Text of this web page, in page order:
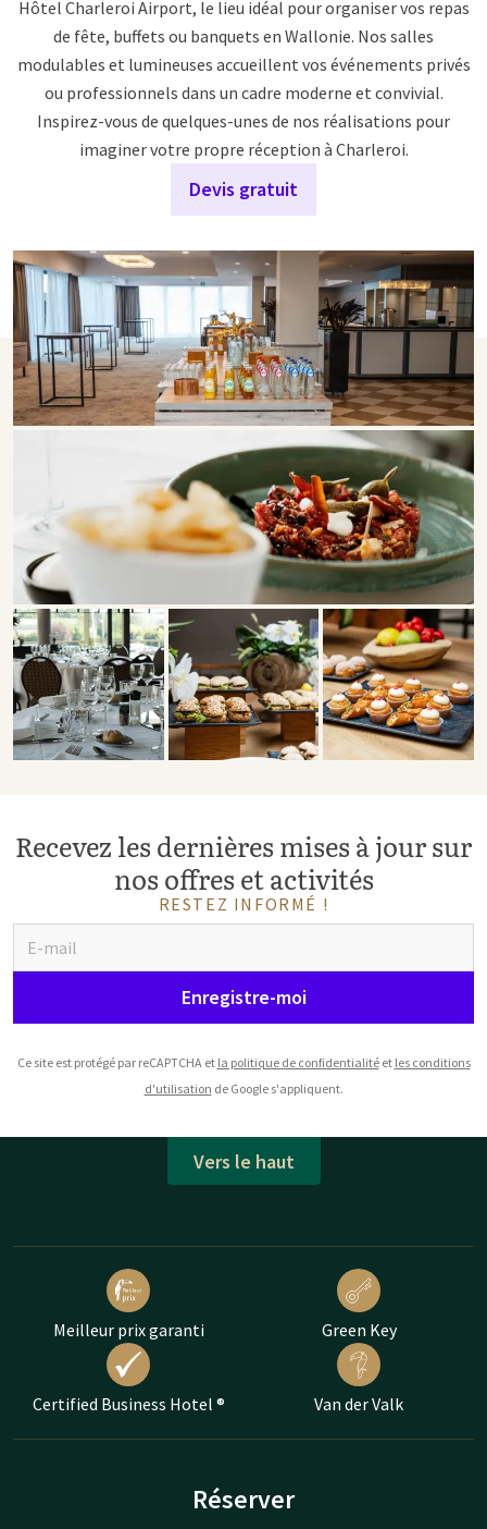
Hôtel Charleroi Airport, le lieu idéal pour organiser vos repas
de fête, buffets ou banquets en Wallonie. Nos salles
modulables et lumineuses accueillent vos événements privés
ou professionnels dans un cadre moderne et convivial.
Inspirez-vous de quelques-unes de nos réalisations pour
imaginer votre propre réception à Charleroi.
Devis gratuit
Recevez les dernières mises à jour sur
nos offres et activités
RESTEZ INFORMÉ !
Enregistre-moi
Ce site est protégé par reCAPTCHA et la politique de confidentialitéet les conditions
d'utilisation de Google s'appliquent.
Vers le haut
Meilleur prix garanti Green Key
Certified Business Hotel ® Van der Valk
Réserver